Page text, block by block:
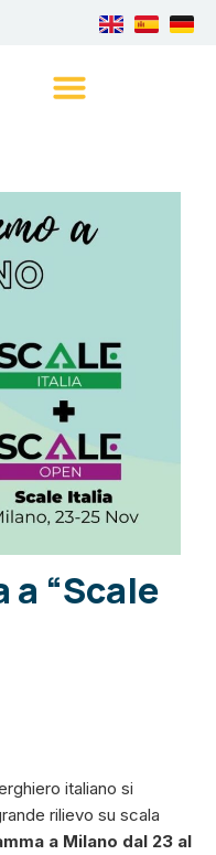
a “Scale
italiano si
rilievo su scala
a Milano dal 23 al